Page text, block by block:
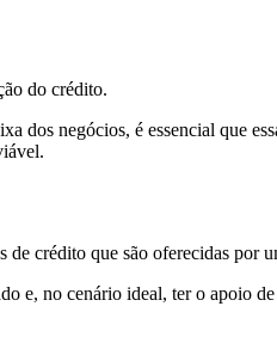
do crédito.
dos negócios, é essencial que
crédito que são oferecidas por
e, no cenário ideal, ter o apoio